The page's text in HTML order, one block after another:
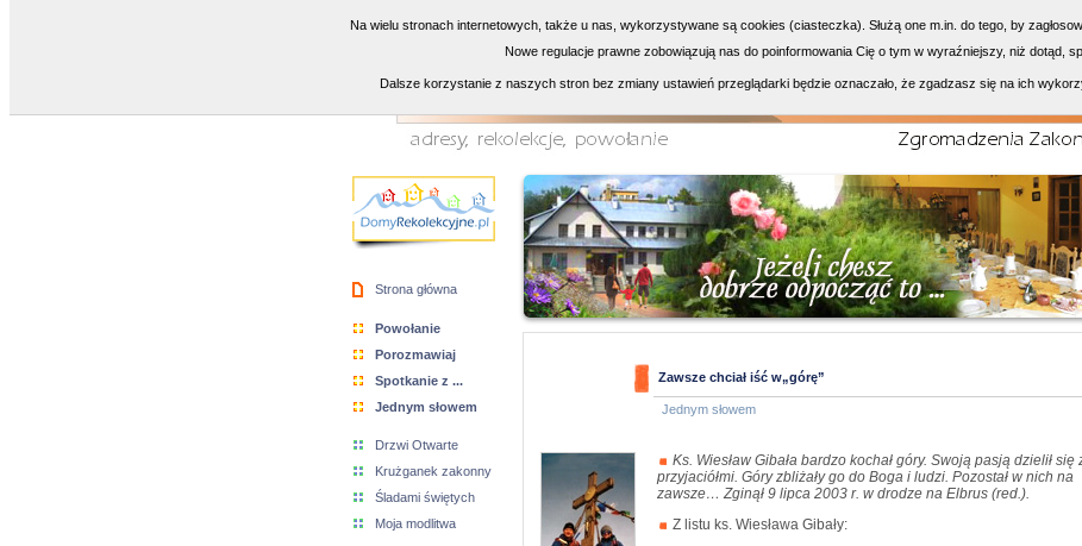
Strona główna
Powołanie
Porozmawiaj
Spotkanie z ...
Jednym słowem
Drzwi Otwarte
Krużganek zakonny
Śladami świętych
Moja modlitwa
Zawsze chciał iść w„górę”
Jednym słowem
Ks. Wiesław Gibała bardzo kochał góry. Swoją pasją dzielił się
przyjaciółmi. Góry zbliżały go do Boga i ludzi. Pozostał w nich na
zawsze… Zginął 9 lipca 2003 r. w drodze na Elbrus (red.).
Z listu ks. Wiesława Gibały:
Na wielu stronach internetowych, także u nas, wykorzystywane są cookies (ciasteczka). Służą one m.in. do tego, by
Nowe regulacje prawne zobowiązują nas do poinformowania Cię o tym w wyraźniejszy, niż dotąd,
Dalsze korzystanie z naszych stron bez zmiany ustawień przeglądarki będzie oznaczało, że zgadzasz się na ich